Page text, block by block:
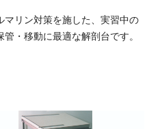
マリン対策を施した、実習中の
管・移動に最適な解剖台です。